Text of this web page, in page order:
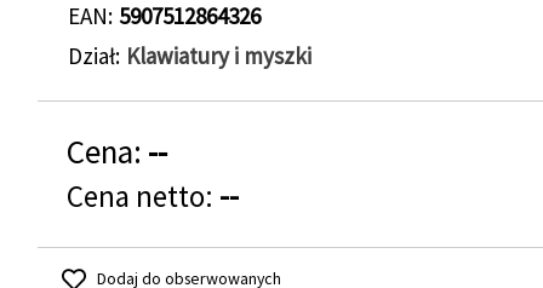
EAN 5907512864326
Dział Klawiatury i myszki
Cena: --
Cena netto: --
Dodaj do obserwowanych